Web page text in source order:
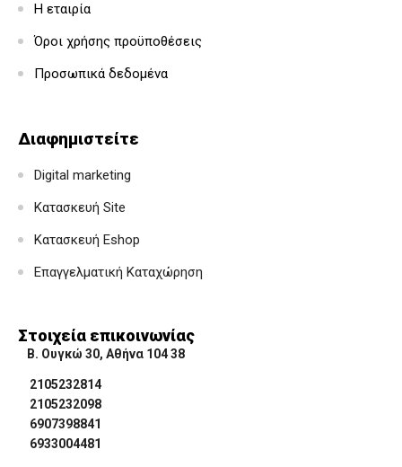
Η εταιρία
Όροι χρήσης προϋποθέσεις
Προσωπικά δεδομένα
Διαφημιστείτε
Digital marketing
Κατασκευή Site
Κατασκευή Eshop
Επαγγελματική Καταχώρηση
Στοιχεία επικοινωνίας
Β. Ουγκώ 30, Αθήνα 104 38
2105232814
2105232098
6907398841
6933004481